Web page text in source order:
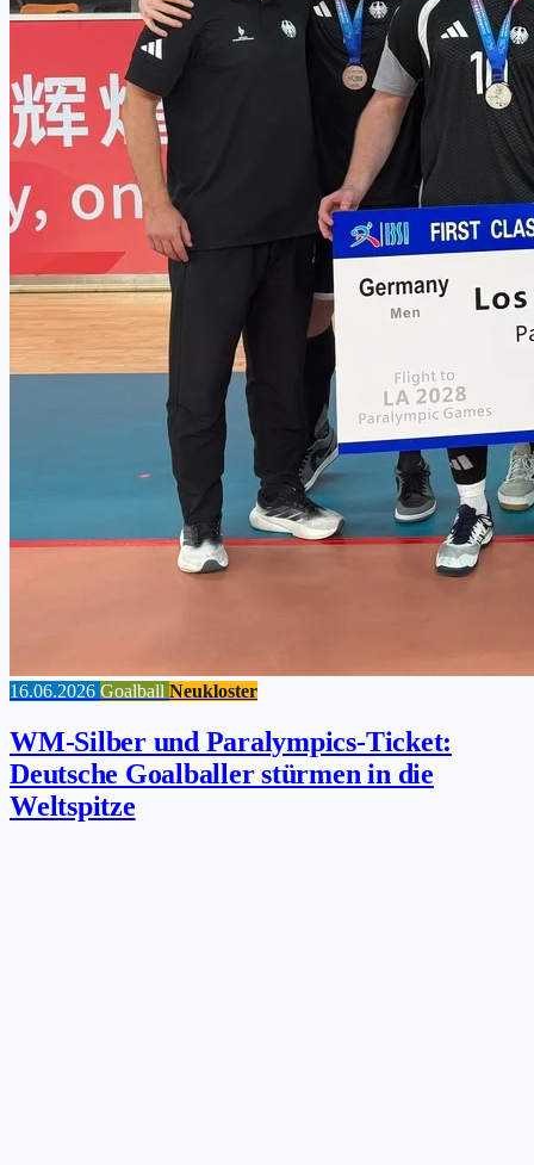
16.06.2026 Goalball Neukloster
WM-Silber und Paralympics-Ticket:
Deutsche Goalballer stürmen in die
Weltspitze